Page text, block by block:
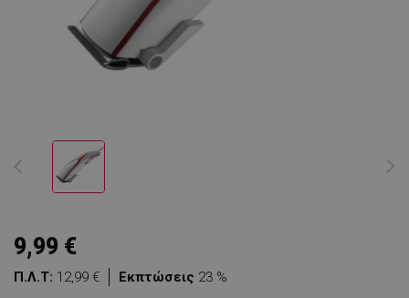
Εκπτώσεις 23 %
Π.Λ.Τ: 12,99 €
9,99 €